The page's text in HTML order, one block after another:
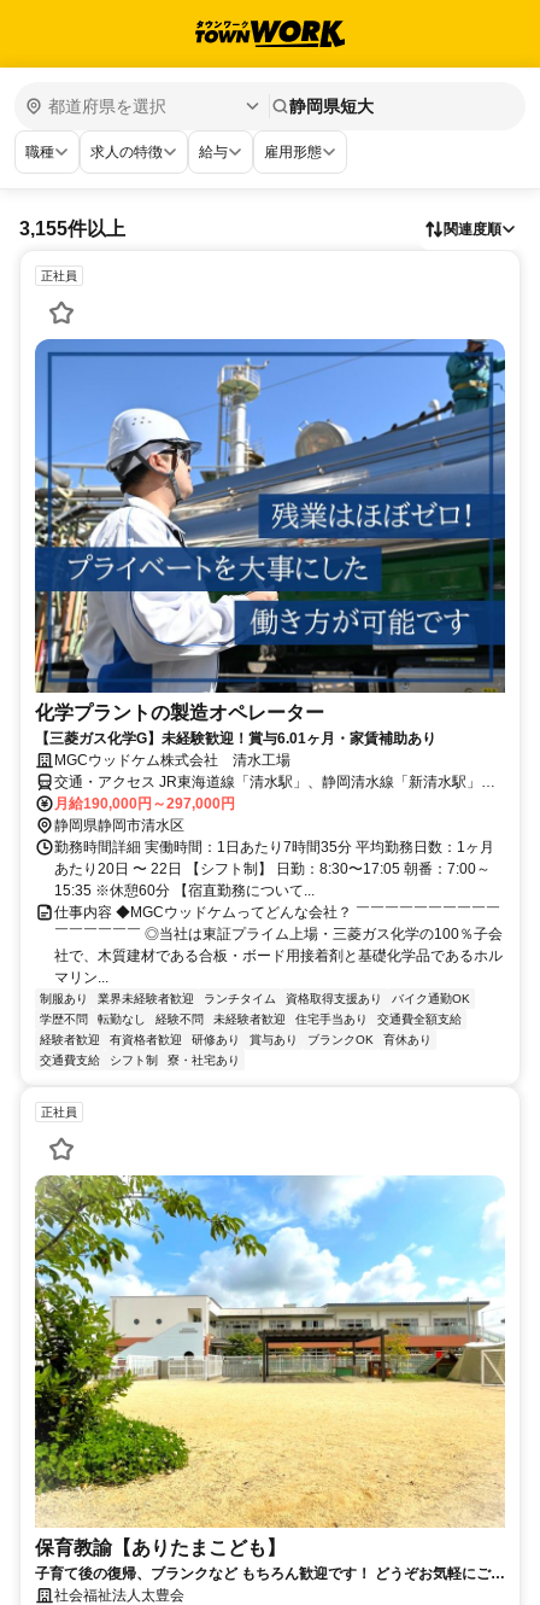
静岡県短大
職種 求人の特徴 給与 雇用形態
3,155件以上 関連度順
正社員
化学プラントの製造オペレーター
【三菱ガス化学G】未経験歓迎！賞与6.01ヶ月・家賃補助あり
MGCウッドケム株式会社 清水工場
交通・アクセス JR東海道線「清水駅」、静岡清水線「新清水駅」よ
り徒歩10～15分 ※マイカー通勤要相談
月給190,000円～297,000円
静岡県静岡市清水区
勤務時間詳細 実働時間：1日あたり7時間35分 平均勤務日数：1ヶ月
あたり20日 〜 22日 【シフト制】 日勤：8:30〜17:05 朝番：7:00～
15:35 ※休憩60分 【宿直勤務について...
仕事内容 ◆MGCウッドケムってどんな会社？ ￣￣￣￣￣￣￣￣￣￣
￣￣￣￣￣￣ ◎当社は東証プライム上場・三菱ガス化学の100％子会
社で、木質建材である合板・ボード用接着剤と基礎化学品であるホル
マリン...
制服あり 業界未経験者歓迎 ランチタイム 資格取得支援あり
バイク通勤OK
学歴不問
転勤なし 経験不問 未経験者歓迎 住宅手当あり
交通費全額支給
経験者歓迎
有資格者歓迎 研修あり 賞与あり ブランクOK
育休あり
交通費支給
シフト制 寮・社宅あり
正社員
保育教諭【ありたまこども】
子育て後の復帰、ブランクなど もちろん歓迎です！ どうぞお気軽にご応
募ください。
社会福祉法人太豊会